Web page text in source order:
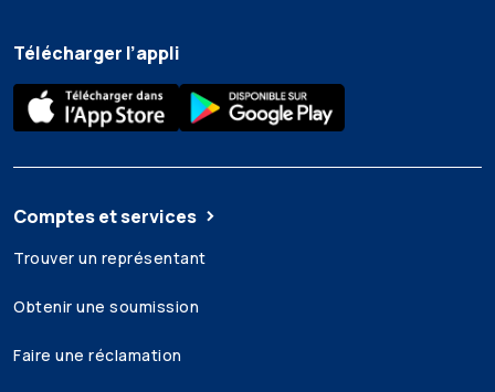
Télécharger l’appli
Comptes et services
Trouver un représentant
Obtenir une soumission
Faire une réclamation